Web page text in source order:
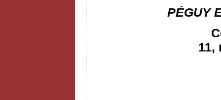
PÉGUY
11,